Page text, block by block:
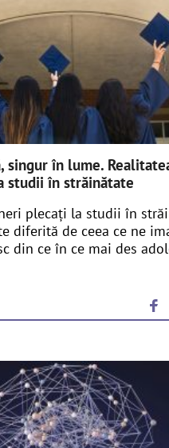
singur în lume.
studii în străinătate
plecați la studii în
diferită de ceea ce ne
din ce în ce mai des